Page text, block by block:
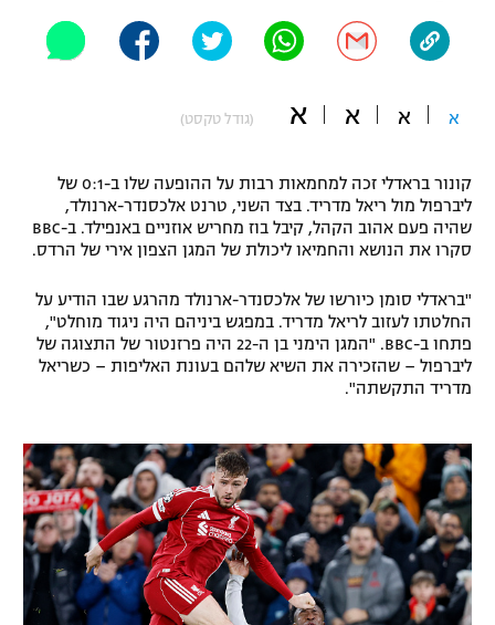
"מחצית בשכונה" – פודקאסט
משתתפים וזוכים בפרסים
תקנון עבור פעילות אלקטרה
טניס
גיימינג E-Sports
תנאי שימוש
תקנון פעילות ספורט 1
רשיון להקרנה פומבית לבית עסק
הצטרפות לחבילת הערוצים
אופניים
פוטבול אמריקאי NFL
בייסבול MLB
ספורט אתגרי ואקסטרים
אומנויות לחימה
א א א א (גודל טקסט)
קונור בראדלי זכה למחמאות רבות על ההופעה שלו ב-0:1 של
ליברפול מול ריאל מדריד. בצד השני, טרנט אלכסנדר-ארנולד,
שהיה פעם אהוב הקהל, קיבל בוז מחריש אוזניים באנפילד. ב-BBC
סקרו את הנושא והחמיאו ליכולת של המגן הצפון אירי של הרדס.
"בראדלי סומן כיורשו של אלכסנדר-ארנולד מהרגע שבו הודיע על
החלטתו לעזוב לריאל מדריד. במפגש ביניהם היה ניגוד מוחלט",
פתחו ב-BBC. "המגן הימני בן ה-22 היה פרזנטור של התצוגה של
ליברפול – שהזכירה את השיא שלהם בעונת האליפות – כשריאל
מדריד התקשתה".